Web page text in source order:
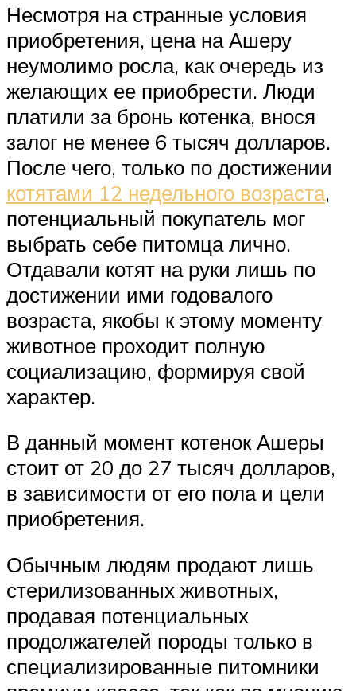
Несмотря на странные условия
приобретения, цена на Ашеру
неумолимо росла, как очередь из
желающих ее приобрести. Люди
платили за бронь котенка, внося
залог не менее 6 тысяч долларов.
После чего, только по достижении
котятами 12 недельного возраста,
потенциальный покупатель мог
выбрать себе питомца лично.
Отдавали котят на руки лишь по
достижении ими годовалого
возраста, якобы к этому моменту
животное проходит полную
социализацию, формируя свой
характер.
В данный момент котенок Ашеры
стоит от 20 до 27 тысяч долларов,
в зависимости от его пола и цели
приобретения.
Обычным людям продают лишь
стерилизованных животных,
продавая потенциальных
продолжателей породы только в
специализированные питомники